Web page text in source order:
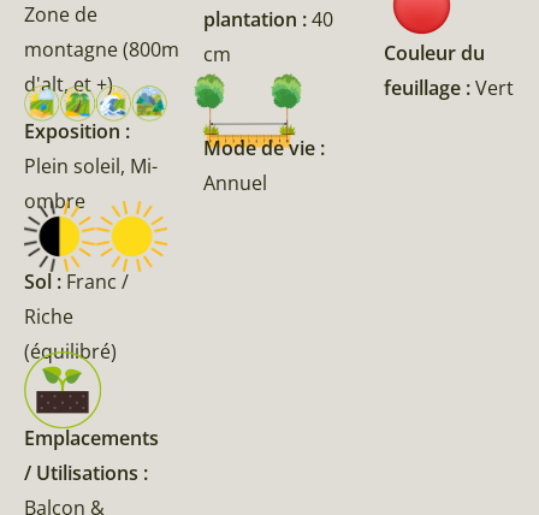
Zone de
montagne (800m
d'alt, et +)
Exposition :
Plein soleil, Mi-
ombre
Sol : Franc /
Riche
(équilibré)
Emplacements
/ Utilisations :
Balcon &
plantation :40
cm
Mode de vie :
Annuel
Couleur du
feuillage :Vert